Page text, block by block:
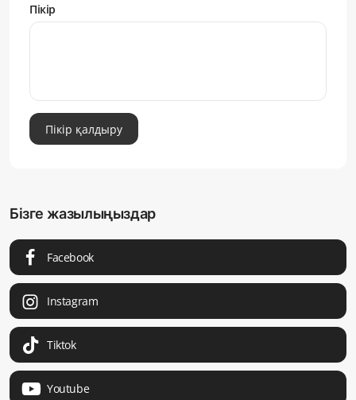
Пікір
Пікір қалдыру
Бізге жазылыңыздар
Facebook
Instagram
Tiktok
Youtube